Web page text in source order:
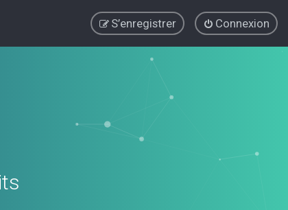
Connexion
S’enregistrer